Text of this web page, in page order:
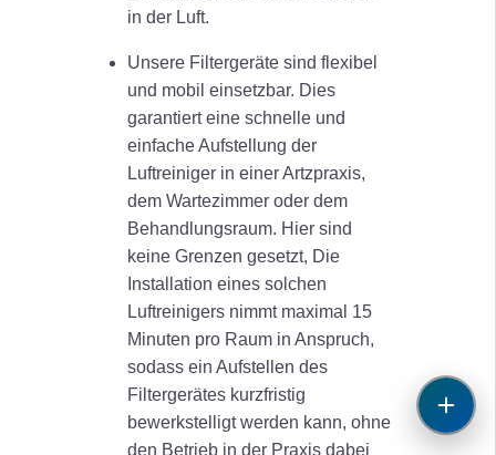
in der Luft.
Unsere Filtergeräte sind flexibel
und mobil einsetzbar. Dies
garantiert eine schnelle und
einfache Aufstellung der
Luftreiniger in einer Artzpraxis,
dem Wartezimmer oder dem
Behandlungsraum. Hier sind
keine Grenzen gesetzt, Die
Installation eines solchen
Luftreinigers nimmt maximal 15
Minuten pro Raum in Anspruch,
sodass ein Aufstellen des
Filtergerätes kurzfristig
bewerkstelligt werden kann, ohne
den Betrieb in der Praxis dabei